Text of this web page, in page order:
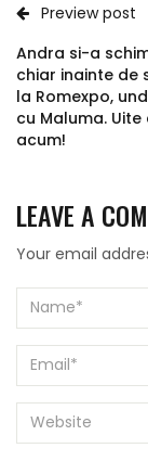
Preview post
Andra si-a
chiar inainte de
la Romexpo,
cu Maluma.
acum!
LEAVE A
Your email